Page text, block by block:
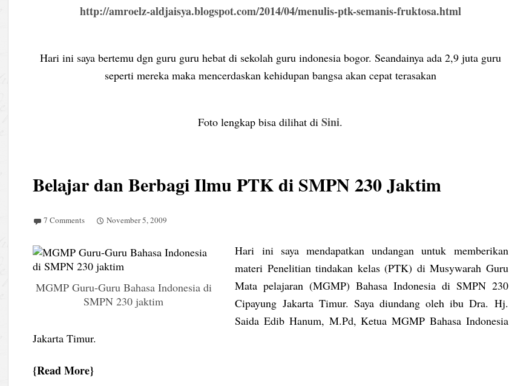
http://amroelz-aldjaisya.blogspot.com/2014/04/menulis-ptk-semanis-fruktosa.html
Hari ini saya bertemu dgn guru guru hebat di sekolah guru indonesia bogor. Seandainya ada 2,9 juta guru
seperti mereka maka mencerdaskan kehidupan bangsa akan cepat terasakan
Foto lengkap bisa dilihat diSini.
Belajar dan Berbagi Ilmu PTK di SMPN 230 Jaktim
7 Comments November 5, 2009
MGMP Guru-Guru Bahasa Indonesia di
SMPN 230 jaktim
Hari ini saya mendapatkan undangan untuk memberikan
materi Penelitian tindakan kelas (PTK) di Musywarah Guru
Mata pelajaran (MGMP) Bahasa Indonesia di SMPN 230
Cipayung Jakarta Timur. Saya diundang oleh ibu Dra. Hj.
Saida Edib Hanum, M.Pd, Ketua MGMP Bahasa Indonesia
Jakarta Timur.
Read More